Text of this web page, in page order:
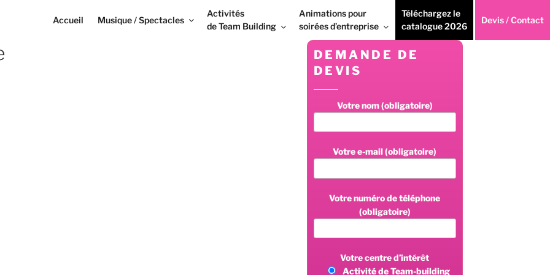
Accueil Musique / Spectacles
Activités
de Team Building
Animations pour
soirées d’entreprise
Téléchargez le
catalogue 2026
Devis / Contact
DEMANDE DE
DEVIS
Votre nom (obligatoire)
Votre e-mail (obligatoire)
Votre numéro de téléphone
(obligatoire)
Votre centre d’intérêt
Activité de Team-building